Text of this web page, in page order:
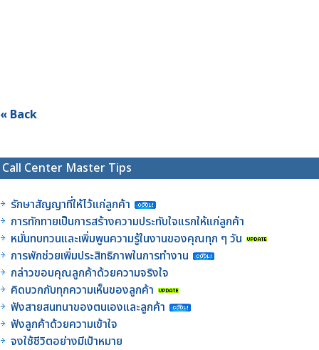
« Back
Call Center Master Tips
รักษาสัญญาที่ให้ไว้แก่ลูกค้า
การทักทายเป็นการสร้างความประทับใจแรกให้แก่ลูกค้า
หมั่นทบทวนและเพิ่มพูนความรู้ในงานของคุณทุก ๆ วัน
การพักช่วยเพิ่มประสิทธิภาพในการทำงาน
กล่าวขอบคุณลูกค้าด้วยความจริงใจ
คิดบวกกับทุกความเห็นของลูกค้า
ฟังสายสนทนาของตนเองและลูกค้า
ฟังลูกค้าด้วยความเข้าใจ
จงใช้ชีวิตอย่างมีเป้าหมาย